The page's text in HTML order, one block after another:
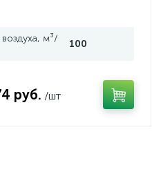
м³/
100
руб. /шт